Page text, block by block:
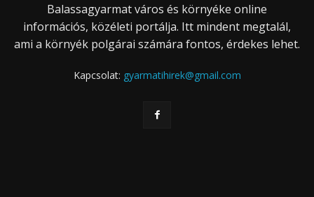
Balassagyarmat város és környéke online
információs, közéleti portálja. Itt mindent megtalál,
ami a környék polgárai számára fontos, érdekes lehet.
Kapcsolat: gyarmatihirek@gmail.com